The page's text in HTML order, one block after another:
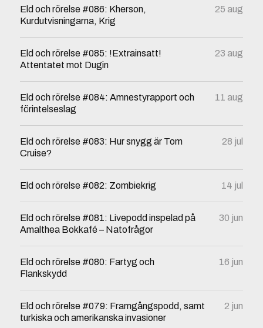
Eld och rörelse #086: Kherson,
Kurdutvisningarna, Krig
25 aug
Eld och rörelse #085: !Extrainsatt!
Attentatet mot Dugin
23 aug
Eld och rörelse #084: Amnestyrapport och
förintelseslag
11 aug
Eld och rörelse #083: Hur snygg är Tom
Cruise?
28 jul
Eld och rörelse #082: Zombiekrig 14 jul
Eld och rörelse #081: Livepodd inspelad på
Amalthea Bokkafé – Natofrågor
30 jun
Eld och rörelse #080: Fartyg och
Flankskydd
16 jun
Eld och rörelse #079: Framgångspodd, samt
turkiska och amerikanska invasioner
2 jun